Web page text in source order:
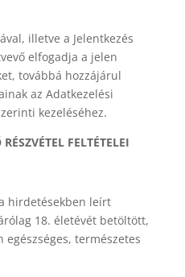
illetve a Jelentkezés
elfogadja a jelen
továbbá hozzájárul
az Adatkezelési
kezeléséhez.
FELTÉTELEI
hirdetésekben leírt
18. életévét betöltött,
egészséges, természetes